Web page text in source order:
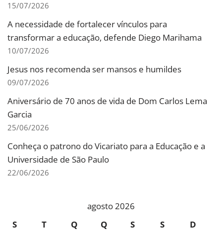
15/07/2026
A necessidade de fortalecer vínculos para
transformar a educação, defende Diego Marihama
10/07/2026
Jesus nos recomenda ser mansos e humildes
09/07/2026
Aniversário de 70 anos de vida de Dom Carlos Lema
Garcia
25/06/2026
Conheça o patrono do Vicariato para a Educação e a
Universidade de São Paulo
22/06/2026
agosto 2026
S
T Q Q S S D